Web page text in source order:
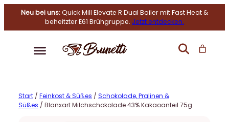
Neu bei uns:Quick Mill Elevate R Dual Boiler mit Fast Heat &
beheitzter E61 Brühgruppe. Jetzt entdecken.
Start / Feinkost & Süßes / Schokolade, Pralinen &
Süßes / Blanxart Milchschokolade 43% Kakaoanteil 75g